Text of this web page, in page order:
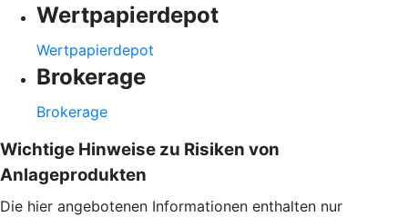
Wertpapierdepot
Wertpapierdepot
Brokerage
Brokerage
Wichtige Hinweise zu Risiken von
Anlageprodukten
Die hier angebotenen Informationen enthalten nur